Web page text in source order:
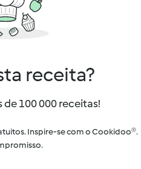
receita?
100 000 receitas!
Inspire-se com o Cookidoo®.